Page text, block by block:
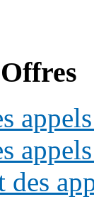
des